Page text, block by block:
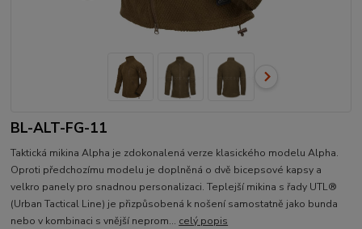
BL-ALT-FG-11
Taktická mikina Alpha je zdokonalená verze klasického modelu Alpha.
Oproti předchozímu modelu je doplněná o dvě bicepsové kapsy a
velkro panely pro snadnou personalizaci. Teplejší mikina s řady UTL®
(Urban Tactical Line) je přizpůsobená k nošení samostatně jako bunda
nebo v kombinaci s vnější neprom... celý popis